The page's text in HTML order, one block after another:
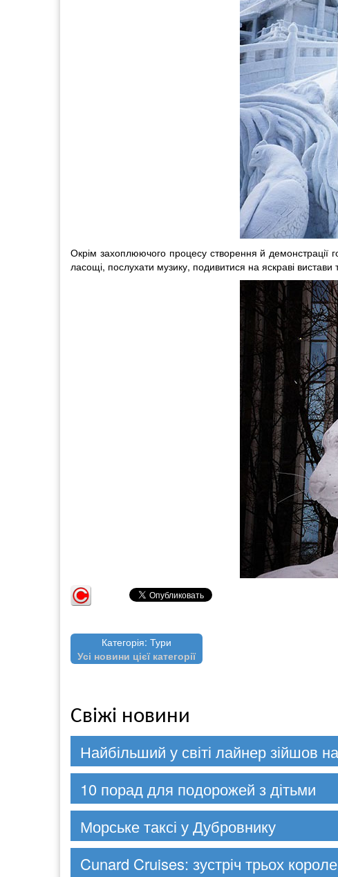
Окрім захоплюючого процесу створення й демонстрації
ласощі, послухати музику, подивитися на яскраві
Категорія: Тури
Усі новини цієї категорії
Свіжі новини
Найбільший у світі лайнер зійшов
10 порад для подорожей з дітьми
Морське таксі у Дубровнику
Cunard Cruises: зустріч трьох